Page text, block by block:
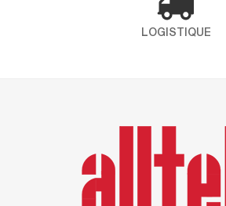
LOGISTIQUE